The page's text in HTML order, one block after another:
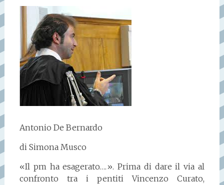
Antonio De Bernardo
di Simona Musco
«Il pm ha esagerato….». Prima di dare il via al
confronto tra i pentiti Vincenzo Curato,